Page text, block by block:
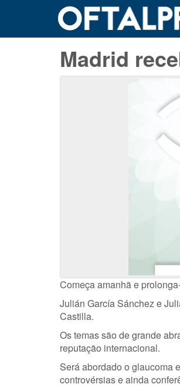
Madrid
Começa amanhã e
Julián García Sánchez e
Castilla.
Os temas são de grande
reputação internacional.
Será abordado o glaucoma
controvérsias e ainda